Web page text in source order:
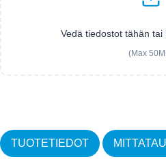
Vedä tiedostot tähän tai
(Max
TUOTETIEDOT